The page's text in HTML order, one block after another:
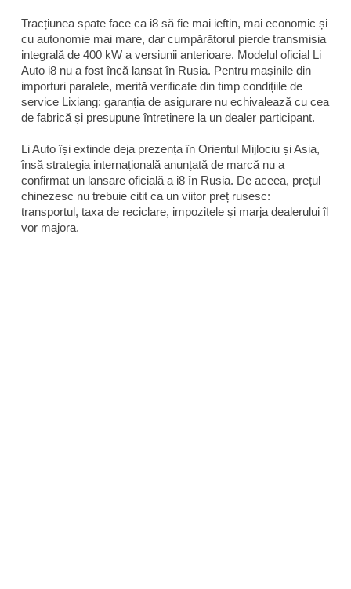
Tracțiunea spate face ca i8 să fie mai ieftin, mai economic și
cu autonomie mai mare, dar cumpărătorul pierde transmisia
integrală de 400 kW a versiunii anterioare. Modelul oficial Li
Auto i8 nu a fost încă lansat în Rusia. Pentru mașinile din
importuri paralele, merită verificate din timp condițiile de
service Lixiang: garanția de asigurare nu echivalează cu cea
de fabrică și presupune întreținere la un dealer participant.
Li Auto își extinde deja prezența în Orientul Mijlociu și Asia,
însă strategia internațională anunțată de marcă nu a
confirmat un lansare oficială a i8 în Rusia. De aceea, prețul
chinezesc nu trebuie citit ca un viitor preț rusesc:
transportul, taxa de reciclare, impozitele și marja dealerului îl
vor majora.